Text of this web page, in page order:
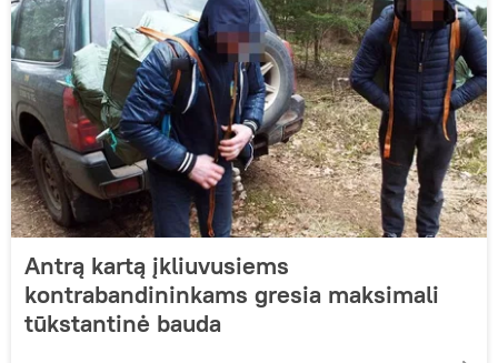
Antrą kartą įkliuvusiems
kontrabandininkams gresia maksimali
tūkstantinė bauda